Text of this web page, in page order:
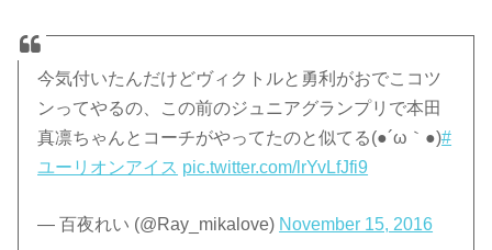
今気付いたんだけどヴィクトルと勇利がおでこコツ
ンってやるの、この前のジュニアグランプリで本田
真凛ちゃんとコーチがやってたのと似てる(●´ω｀●)#
ユーリオンアイス pic.twitter.com/lrYvLfJfi9
— 百夜れい (@Ray_mikalove) November 15, 2016